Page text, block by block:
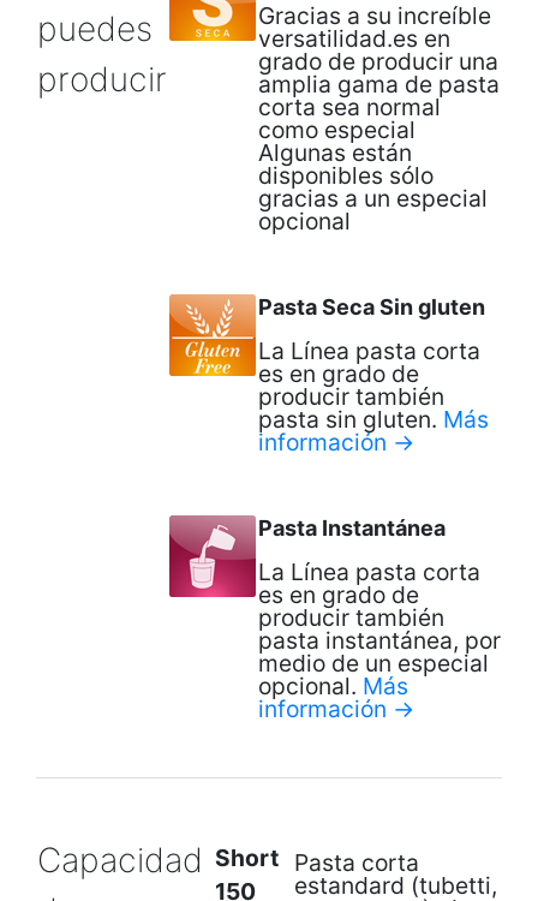
puedes
producir
Gracias a su increíble
versatilidad.es en
grado de producir una
amplia gama de pasta
corta sea normal
como especial
Algunas están
disponibles sólo
gracias a un especial
opcional
Pasta Seca Sin gluten
La Línea pasta corta
es en grado de
producir también
pasta sin gluten. Más
información →
Pasta Instantánea
La Línea pasta corta
es en grado de
producir también
pasta instantánea, por
medio de un especial
opcional. Más
información →
Capacidad Short
150
Pasta corta
estandard (tubetti,